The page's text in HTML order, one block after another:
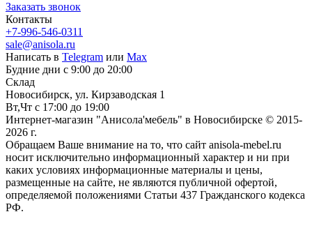
Заказать звонок
Контакты
+7-996-546-0311
sale@anisola.ru
Написать в Telegram или Max
Будние дни с 9:00 до 20:00
Склад
Новосибирск, ул. Кирзаводская 1
Вт,Чт с 17:00 до 19:00
Интернет-магазин "Анисола'мебель" в Новосибирске © 2015-
2026 г.
Обращаем Ваше внимание на то, что сайт anisola-mebel.ru
носит исключительно информационный характер и ни при
каких условиях информационные материалы и цены,
размещенные на сайте, не являются публичной офертой,
определяемой положениями Статьи 437 Гражданского кодекса
РФ.